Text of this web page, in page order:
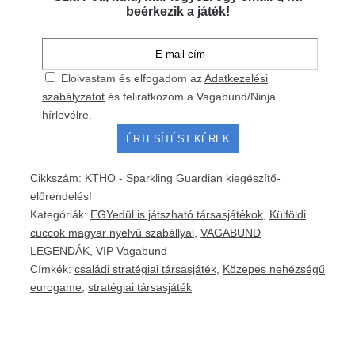
beérkezik a játék!
Elolvastam és elfogadom azAdatkezelési
szabályzatot és feliratkozom a Vagabund/Ninja
hírlevélre.
Cikkszám: KTHO - Sparkling Guardian kiegészítő-
előrendelés!
Kategóriák: EGYedül is játszható társasjátékok Külföldi
cuccok magyar nyelvű szabállyal VAGABUND
LEGENDÁK VIP Vagabund
Címkék: családi stratégiai társasjáték Közepes nehézségű
eurogame stratégiai társasjáték